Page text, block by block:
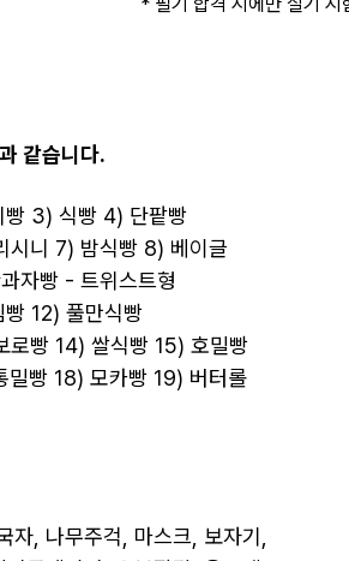
제과제빵 관련하
이스트
오븐: 예열안함? ㅇㅇ 안
어라 1도 낮음? 응 안
초콜릿 :지금 물 한 방울 들어
생크림: 응 혹시 더 저었어?
빵이라는 것이
같습니다.
빵 3) 식빵 4) 단팥빵
시니 7) 밤식빵 8) 베이글
자빵 - 트위스트형
12) 풀만식빵
로빵 14) 쌀식빵 15) 호밀빵
밀빵 18) 모카빵 19) 버터롤
자, 나무주걱, 마스크, 보자기,